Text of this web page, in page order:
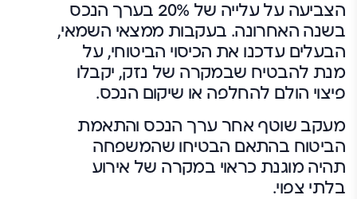
הצביעה על עלייה של 20% בערך הנכס
בשנה האחרונה. בעקבות ממצאי השמאי,
הבעלים עדכנו את הכיסוי הביטוחי, על
מנת להבטיח שבמקרה של נזק, יקבלו
פיצוי הולם להחלפה או שיקום הנכס.
מעקב שוטף אחר ערך הנכס והתאמת
הביטוח בהתאם הבטיחו שהמשפחה
תהיה מוגנת כראוי במקרה של אירוע
בלתי צפוי.